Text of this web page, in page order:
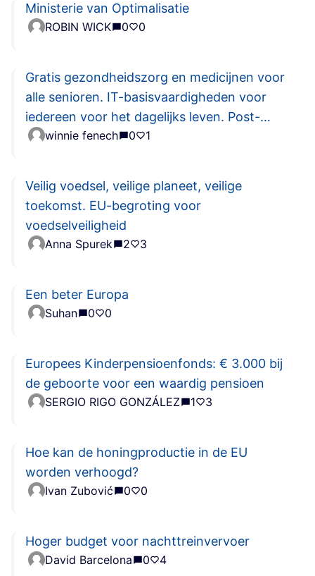
Ministerie van Optimalisatie
ROBIN WICK 0 0
Gratis gezondheidszorg en medicijnen voor
alle senioren. IT-basisvaardigheden voor
iedereen voor het dagelijks leven. Post-
tertiair onderwijs voor degenen die
winnie fenech 0 1
Veilig voedsel, veilige planeet, veilige
toekomst. EU-begroting voor
voedselveiligheid
Anna Spurek 2 3
Een beter Europa
Suhan 0 0
Europees Kinderpensioenfonds: € 3.000 bij
de geboorte voor een waardig pensioen
SERGIO RIGO GONZÁLEZ 1 3
Hoe kan de honingproductie in de EU
worden verhoogd?
Ivan Zubović 0 0
Hoger budget voor nachttreinvervoer
David Barcelona 0 4